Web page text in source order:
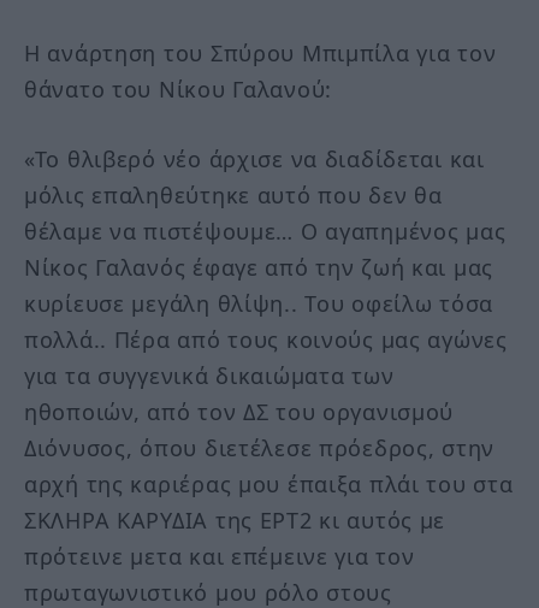
Η ανάρτηση του Σπύρου Μπιμπίλα για τον
θάνατο του Νίκου Γαλανού:
«Το θλιβερό νέο άρχισε να διαδίδεται και
μόλις επαληθεύτηκε αυτό που δεν θα
θέλαμε να πιστέψουμε… Ο αγαπημένος μας
Νίκος Γαλανός έφαγε από την ζωή και μας
κυρίευσε μεγάλη θλίψη.. Του οφείλω τόσα
πολλά.. Πέρα από τους κοινούς μας αγώνες
για τα συγγενικά δικαιώματα των
ηθοποιών, από τον ΔΣ του οργανισμού
Διόνυσος, όπου διετέλεσε πρόεδρος, στην
αρχή της καριέρας μου έπαιξα πλάι του στα
ΣΚΛΗΡΑ ΚΑΡΥΔΙΑ της ΕΡΤ2 κι αυτός με
πρότεινε μετα και επέμεινε για τον
πρωταγωνιστικό μου ρόλο στους